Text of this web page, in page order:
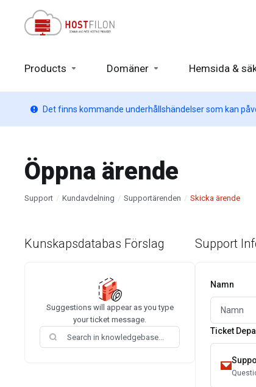
Products Domäner Hemsida &
Det finns kommande underhållshändelser som kan
Öppna ärende
Support Kundavdelning Supportärenden Skicka ärende
Kunskapsdatabas Förslag
Suggestions will appear as you type
your ticket message.
Support
Namn
Ticket